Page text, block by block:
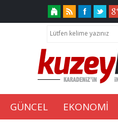
GÜNCEL EKONOMİ